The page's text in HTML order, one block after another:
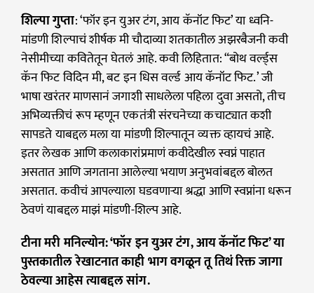
शिल्पा गुप्ता: ‘फॉर इन युअर टंग, आय कॅनॉट फिट’ या ध्वनि-
मांडणी शिल्पाचं शीर्षक मी चौदाव्या शतकातील अझरबैजनी कवी
नेसीमीच्या कवितेतून घेतलं आहे. कवी लिहितात: “बोथ वर्ल्ड्स
कॅन फिट विदिन मी, बट इन धिस वर्ल्ड आय कॅनॉट फिट.’ जी
भाषा खरंतर माणसानं जगाशी साधलेला पहिला दुवा असतो, तीच
अभिव्यक्तीचं रूप म्हणून एकतंत्री संरचनेच्या कचाट्यात कशी
सापडते याबद्दल मला या मांडणी शिल्पातून व्यक्त व्हायचं आहे.
इतर लेखक आणि कलाकारांप्रमाणं कवीदेखील स्वप्नं पाहात
असतात आणि जगताना आलेल्या भयाण अनुभवांबद्दल बोलत
असतात. कवीचं आपल्याला घडवणाऱ्या श्रद्धा आणि स्वप्नांना धरून
ठेवणं याबद्दल माझं मांडणी-शिल्प आहे.
टीना मरी मनिल्योन: ‘फॉर इन युअर टंग, आय कॅनॉट फिट’ या
पुस्तकातील रेखाटनात काही भाग वगळून तू तिथं रिक्त जागा
ठेवल्या आहेस त्याबद्दल सांग.